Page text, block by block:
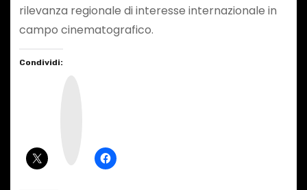
rilevanza regionale di interesse internazionale in
campo cinematografico.
Condividi: